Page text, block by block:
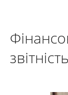
звітність